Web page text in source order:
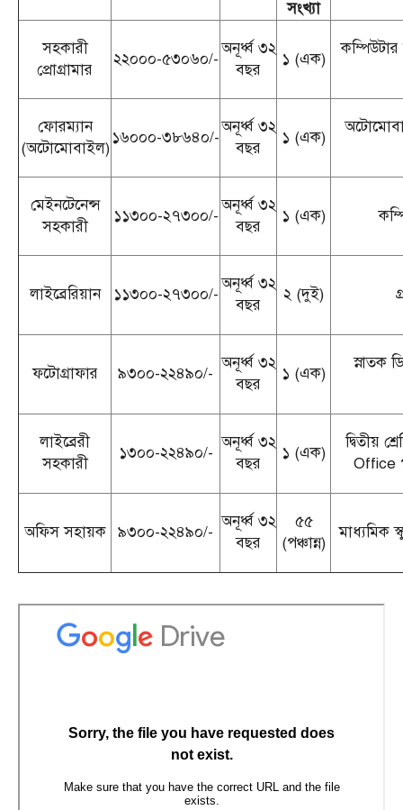
সংখ্যা
সহকারী
প্রোগ্রামার
২২০০০-৫৩০৬০/-
অনূর্ধ্ব ৩২
বছর
১ (এক)
কম্পিউটার
ফোরম্যান
(অটোমোবাইল)
১৬০০০-৩৮৬৪০/-
অনূর্ধ্ব ৩২
বছর
১ (এক)
মেইনটেনেন্স
সহকারী
১১৩০০-২৭৩০০/-
অনূর্ধ্ব ৩২
বছর
১ (এক)
লাইব্রেরিয়ান ১১৩০০-২৭৩০০/-
অনূর্ধ্ব ৩২
বছর
২ (দুই)
ফটোগ্রাফার ৯৩০০-২২৪৯০/-
অনূর্ধ্ব ৩২
বছর
১ (এক)
স্নাতক
লাইব্রেরী
সহকারী
১৩০০-২২৪৯০/-
অনূর্ধ্ব ৩২
বছর
১ (এক)
দ্বিতীয়
Office
অফিস সহায়ক ৯৩০০-২২৪৯০/-
অনূর্ধ্ব ৩২
বছর
৫৫
(পঞ্চান্ন)
মাধ্যমিক